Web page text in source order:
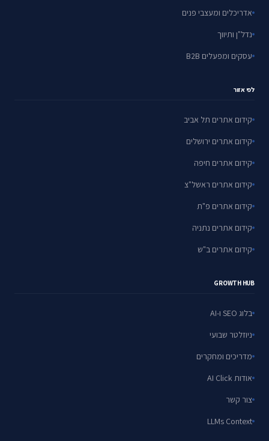
אדריכלים ומעצבי פנים
נדל"ן ותיווך
עסקים ומפעלים B2B
לפי אזור
קידום אתרים תל אביב
קידום אתרים ירושלים
קידום אתרים חיפה
קידום אתרים ראשל"צ
קידום אתרים פ"ת
קידום אתרים נתניה
קידום אתרים ב"ש
GROWTH HUB
בלוג SEO ו-AI
ניוזלטר שבועי
מדריכים ומחקרים
אודות AI Click
צור קשר
LLMs Context